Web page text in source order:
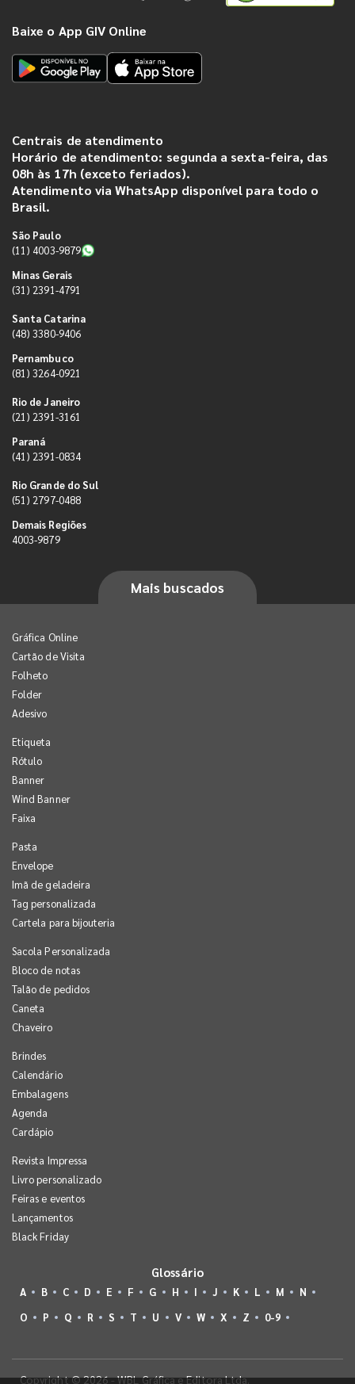
Baixe o App GIV Online
Centrais de atendimento
Horário de atendimento: segunda a sexta-feira, das
08h às 17h (exceto feriados).
Atendimento via WhatsApp disponível para todo o
Brasil.
São Paulo
(11) 4003-9879
Minas Gerais
(31) 2391-4791
Santa Catarina
(48) 3380-9406
Pernambuco
(81) 3264-0921
Rio de Janeiro
(21) 2391-3161
Paraná
(41) 2391-0834
Rio Grande do Sul
(51) 2797-0488
Demais Regiões
4003-9879
Mais buscados
Gráfica Online
Cartão de Visita
Folheto
Folder
Adesivo
Etiqueta
Rótulo
Banner
Wind Banner
Faixa
Pasta
Envelope
Imã de geladeira
Tag personalizada
Cartela para bijouteria
Sacola Personalizada
Bloco de notas
Talão de pedidos
Caneta
Chaveiro
Brindes
Calendário
Embalagens
Agenda
Cardápio
Revista Impressa
Livro personalizado
Feiras e eventos
Lançamentos
Black Friday
Glossário
A B C D E F G H I J K L M
N
O
P Q R S T U V W X Z 0-9
Copyright © 2026 - WBL Gráfica e Editora Ltda.